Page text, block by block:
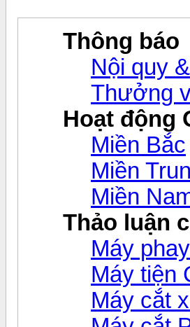
Thông báo
Nội quy
Thưởng
Hoạt động
Miền Bắc
Miền
Miền
Thảo luận
Máy
Máy tiện
Máy cắt